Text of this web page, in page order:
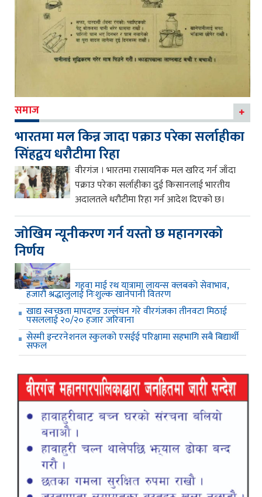
समाज
भारतमा मल किन्न जादा पक्राउ परेका सर्लाहीका
सिंहद्वय धरौटीमा रिहा
वीरगंज । भारतमा रासायनिक मल खरिद गर्न जाँदा
पक्राउ परेका सर्लाहीका दुई किसानलाई भारतीय
अदालतले धरौटीमा रिहा गर्न आदेश दिएको छ।
जाेखिम न्यूनीकरण गर्न यस्ताे छ महानगरकाे
निर्णय
गहवा माई रथ यात्रामा लायन्स क्लबको सेवाभाव,
हजारौं श्रद्धालुलाई निःशुल्क खानेपानी वितरण
खाद्य स्वच्छता मापदण्ड उल्लंघन गरे वीरगंजका तीनवटा मिठाई
पसललाई २०/२० हजार जरिवाना
सेस्मी इन्टरनेशनल स्कुलको एसईई परिक्षामा सहभागि सबै बिद्यार्थी
सफल